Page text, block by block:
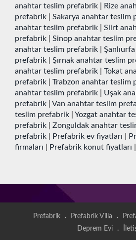
anahtar teslim prefabrik
Rize
prefabrik
Sakarya anahtar teslim
anahtar teslim prefabrik
Siirt
prefabrik
Sinop anahtar teslim
anahtar teslim prefabrik
prefabrik
Şırnak anahtar teslim
anahtar teslim prefabrik
Tokat
prefabrik
Trabzon anahtar teslim
anahtar teslim prefabrik
Uşak
prefabrik
Van anahtar teslim
teslim prefabrik
Yozgat anahtar
prefabrik
Zonguldak anahtar
prefabrik
Prefabrik ev fiyatları
firmaları
Prefabrik konut fiyatları
Prefabrik . Prefabrik Villa .
Deprem Evi
.